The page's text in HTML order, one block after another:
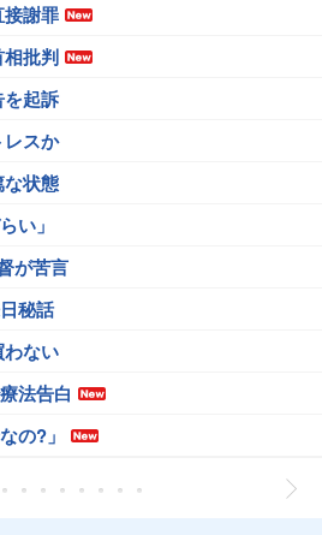
謝罪
批判
起訴
スか
状態
い」
が苦言
秘話
わない
法告白
の?」